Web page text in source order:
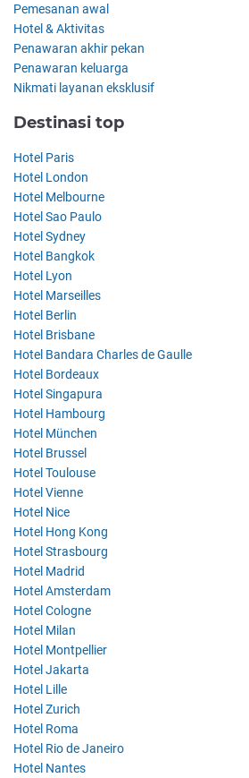
Pemesanan awal
Hotel & Aktivitas
Penawaran akhir pekan
Penawaran keluarga
Nikmati layanan eksklusif
Destinasi top
Hotel Paris
Hotel London
Hotel Melbourne
Hotel Sao Paulo
Hotel Sydney
Hotel Bangkok
Hotel Lyon
Hotel Marseilles
Hotel Berlin
Hotel Brisbane
Hotel Bandara Charles de Gaulle
Hotel Bordeaux
Hotel Singapura
Hotel Hambourg
Hotel München
Hotel Brussel
Hotel Toulouse
Hotel Vienne
Hotel Nice
Hotel Hong Kong
Hotel Strasbourg
Hotel Madrid
Hotel Amsterdam
Hotel Cologne
Hotel Milan
Hotel Montpellier
Hotel Jakarta
Hotel Lille
Hotel Zurich
Hotel Roma
Hotel Rio de Janeiro
Hotel Nantes